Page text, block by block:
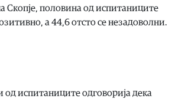
Скопје, половина од испитаниците
а 44,6 отсто се незадоволни.
од испитаниците одговорија дека